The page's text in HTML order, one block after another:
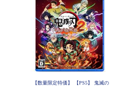
【数量限定特価】 【PS5】 鬼滅の